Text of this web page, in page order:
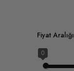
Fiyat Aralığı
0